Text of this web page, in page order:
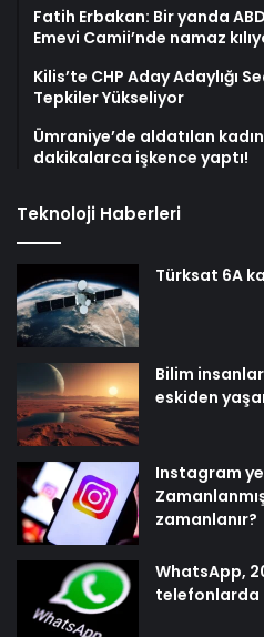
Fatih Erbakan: Bir yanda
Emevi Camii’nde namaz
Kilis’te CHP Aday Adaylığı
Tepkiler Yükseliyor
Ümraniye’de aldatılan
dakikalarca işkence yaptı!
Teknoloji Haberleri
Türksat 6A
Bilim
eskiden
Instagram
zamanlanır?
WhatsApp,
telefonlarda